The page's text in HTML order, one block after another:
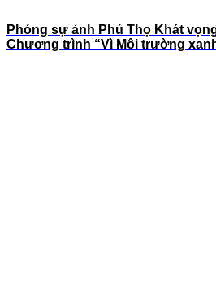
Phóng sự ảnh Phú Thọ Khát
Chương trình “Vì Môi trường